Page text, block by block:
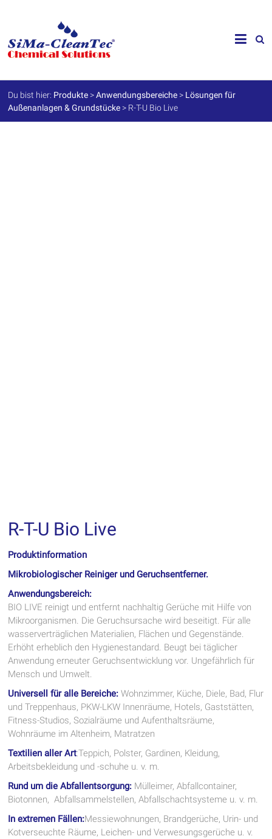
SiMa-
Cleantec
GmbH
Spezialprodukte
für
Du bist hier: Produkte >Anwendungsbereiche > Lösungen für
Außenanlagen & Grundstücke > R-T-U Bio Live
R-T-U Bio Live
Produktinformation
Mikrobiologischer Reiniger und Geruchsentferner.
Anwendungsbereich:
BIO LIVE reinigt und entfernt nachhaltig Gerüche mit Hilfe von
Mikroorganismen. Die Geruchsursache wird beseitigt. Für alle
wasserverträglichen Materialien, Flächen und Gegenstände.
Erhöht erheblich den Hygienestandard. Beugt bei täglicher
Anwendung erneuter Geruchsentwicklung vor. Ungefährlich für
Mensch und Umwelt.
Universell für alle Bereiche:Wohnzimmer, Küche, Diele, Bad, Flur
und Treppenhaus, PKW-LKW Innenräume, Hotels, Gaststätten,
Fitness-Studios, Sozialräume und Aufenthaltsräume,
Wohnräume im Altenheim, Matratzen
Textilien aller Art:Teppich, Polster, Gardinen, Kleidung,
Arbeitsbekleidung und -schuhe u. v. m.
Rund um die Abfallentsorgung: Mülleimer, Abfallcontainer,
Biotonnen, Abfallsammelstellen, Abfallschachtsysteme u. v. m.
In extremen Fällen:Messiewohnungen, Brandgerüche, Urin- und
Kotverseuchte Räume, Leichen- und Verwesungsgerüche u. v.